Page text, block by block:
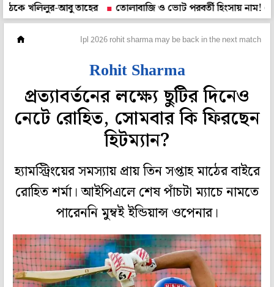
আবু তাহের
তোলাবাজি ও ভোট পরবর্তী হিংসায় নাম! গ্রেপ্তার
Ipl 2026 rohit sharma may be back in the next match
Rohit Sharma
প্রত্যাবর্তনের লক্ষ্যে ছুটির দিনেও
নেটে রোহিত, সোমবার কি ফিরছেন
হিটম্যান?
হ্যামস্ট্রিংয়ের সমস্যায় প্রায় তিন সপ্তাহ মাঠের বাইরে
রোহিত শর্মা। আইপিএলে শেষ পাঁচটা ম্যাচে নামতে
পারেননি মুম্বই ইন্ডিয়ান্স ওপেনার।